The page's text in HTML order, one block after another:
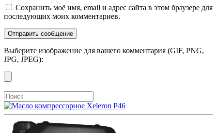
Сохранить моё имя, email и адрес сайта в этом браузере для
последующих моих комментариев.
Выберите изображение для вашего комментария (GIF, PNG,
JPG, JPEG):